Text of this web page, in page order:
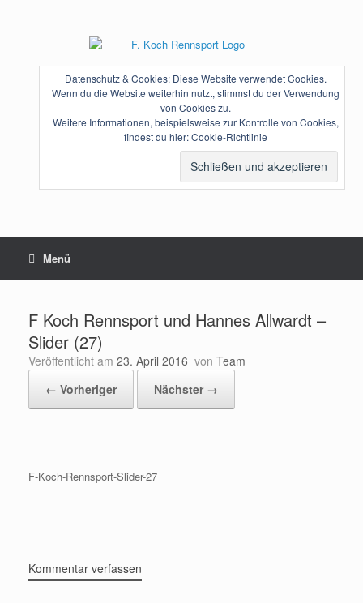
Datenschutz & Cookies: Diese Website verwendet Cookies.
Wenn du die Website weiterhin nutzt, stimmst du der Verwendung
von Cookies zu.
Weitere Informationen, beispielsweise zur Kontrolle von Cookies,
findest du hier:Cookie-Richtlinie
Menü
F Koch Rennsport und Hannes Allwardt –
Slider (27)
Veröffentlicht am 23. April 2016 von Team
← Vorheriger
Nächster →
F-Koch-Rennsport-Slider-27
Kommentar verfassen